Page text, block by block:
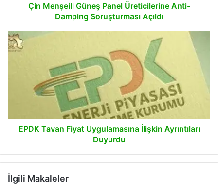
Çin Menşeili Güneş Panel Üreticilerine Anti-
Damping Soruşturması Açıldı
EPDK
Tavan
Ayrıntıları
EPDK Tavan Fiyat Uygulamasına İlişkin Ayrıntıları
Duyurdu
İlgili Makaleler